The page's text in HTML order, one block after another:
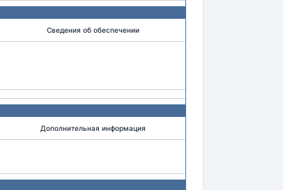
Сведения об обеспечении
Дополнительная информация